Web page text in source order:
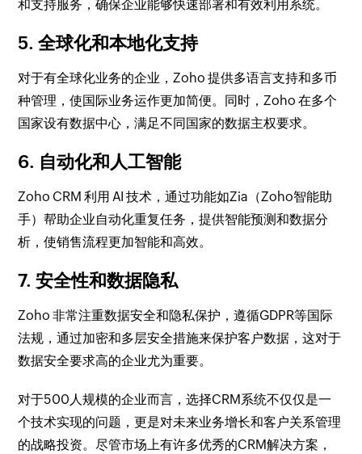
和支持服务，确保企业能够快速部署和有效利用系统。
5. 全球化和本地化支持
对于有全球化业务的企业，Zoho 提供多语言支持和多币
种管理，使国际业务运作更加简便。同时，Zoho 在多个
国家设有数据中心，满足不同国家的数据主权要求。
6. 自动化和人工智能
Zoho CRM 利用 AI 技术，通过功能如Zia（Zoho智能助
手）帮助企业自动化重复任务，提供智能预测和数据分
析，使销售流程更加智能和高效。
7. 安全性和数据隐私
Zoho 非常注重数据安全和隐私保护，遵循GDPR等国际
法规，通过加密和多层安全措施来保护客户数据，这对于
数据安全要求高的企业尤为重要。
对于500人规模的企业而言，选择CRM系统不仅仅是一
个技术实现的问题，更是对未来业务增长和客户关系管理
的战略投资。尽管市场上有许多优秀的CRM解决方案，